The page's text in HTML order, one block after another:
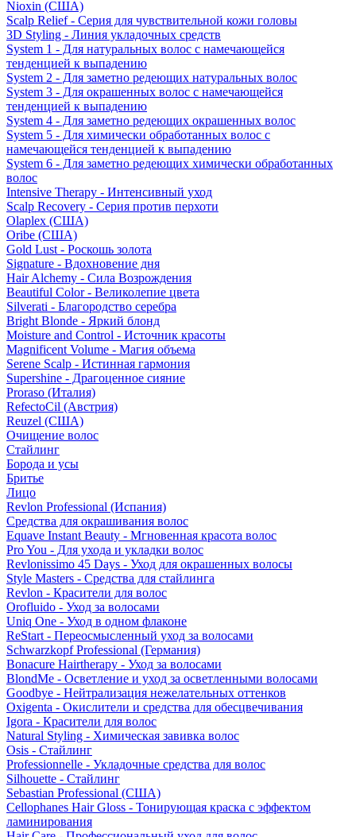
Nioxin (США)
Scalp Relief - Серия для чувствительной кожи головы
3D Styling - Линия укладочных средств
System 1 - Для натуральных волос с намечающейся
тенденцией к выпадению
System 2 - Для заметно редеющих натуральных волос
System 3 - Для окрашенных волос с намечающейся
тенденцией к выпадению
System 4 - Для заметно редеющих окрашенных волос
System 5 - Для химически обработанных волос с
намечающейся тенденцией к выпадению
System 6 - Для заметно редеющих химически обработанных
волос
Intensive Therapy - Интенсивный уход
Scalp Recovery - Серия против перхоти
Olaplex (США)
Oribe (США)
Gold Lust - Роскошь золота
Signature - Вдохновение дня
Hair Alchemy - Сила Возрождения
Beautiful Color - Великолепие цвета
Silverati - Благородство серебра
Bright Blonde - Яркий блонд
Moisture and Control - Источник красоты
Magnificent Volume - Магия объема
Serene Scalp - Истинная гармония
Supershine - Драгоценное сияние
Proraso (Италия)
RefectoCil (Австрия)
Reuzel (США)
Очищение волос
Стайлинг
Борода и усы
Бритье
Лицо
Revlon Professional (Испания)
Средства для окрашивания волос
Equave Instant Beauty - Мгновенная красота волос
Pro You - Для ухода и укладки волос
Revlonissimo 45 Days - Уход для окрашенных волосы
Style Masters - Средства для стайлинга
Revlon - Красители для волос
Orofluido - Уход за волосами
Uniq One - Уход в одном флаконе
ReStart - Переосмысленный уход за волосами
Schwarzkopf Professional (Германия)
Bonacure Hairtherapy - Уход за волосами
BlondMe - Осветление и уход за осветленными волосами
Goodbye - Нейтрализация нежелательных оттенков
Oxigenta - Окислители и средства для обесцвечивания
Igora - Красители для волос
Natural Styling - Химическая завивка волос
Osis - Стайлинг
Professionnelle - Укладочные средства для волос
Silhouette - Стайлинг
Sebastian Professional (США)
Cellophanes Hair Gloss - Тонирующая краска с эффектом
ламинирования